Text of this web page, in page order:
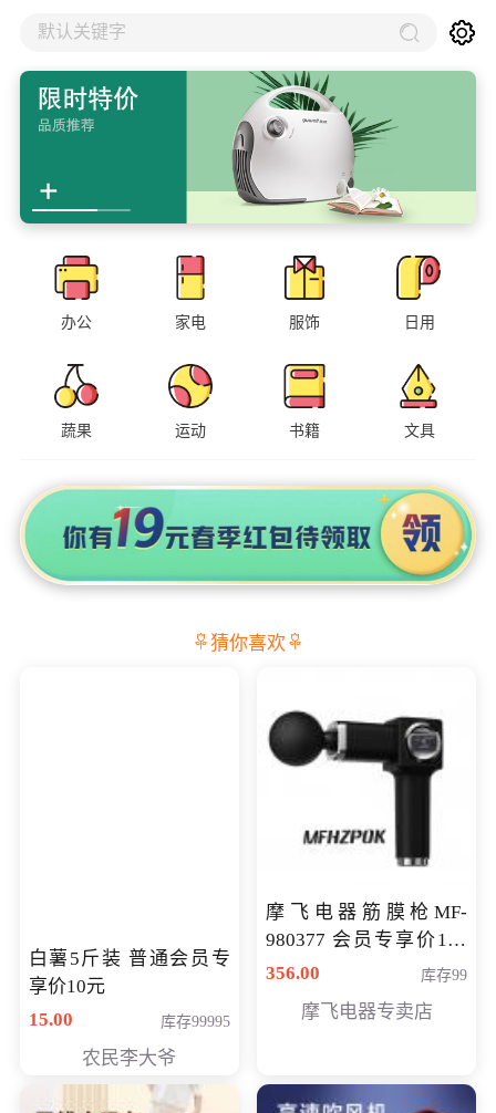
默认关键字
办公 家电 服饰 日用
蔬果 运动 书籍 文具
猜你喜欢
白薯5斤装 普通会员专
享价10元
15.00
库存99995
农民李大爷
摩飞电器筋膜枪MF-
980377 会员专享价199
元
356.00 库存99
摩飞电器专卖店